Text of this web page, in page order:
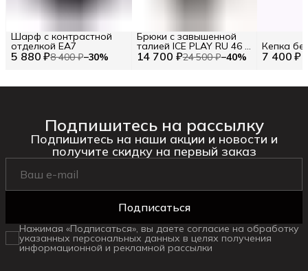
5 880 ₽8 400 ₽−30%
Шарф с контрастной
отделкой EA7
14 700 ₽24 500 ₽−40%
Брюки с завышенной
талией ICE PLAY RU 46 /
EU 40 / M 7 400 ₽
Кепка
Подпишитесь на рассылку
Подпишитесь на наши акции и новости и
получите скидку на первый заказ
Подписаться
Нажимая «Подписаться», вы даете согласие на обработку
указанных персональных данных в целях получения
информационной и рекламной рассылки